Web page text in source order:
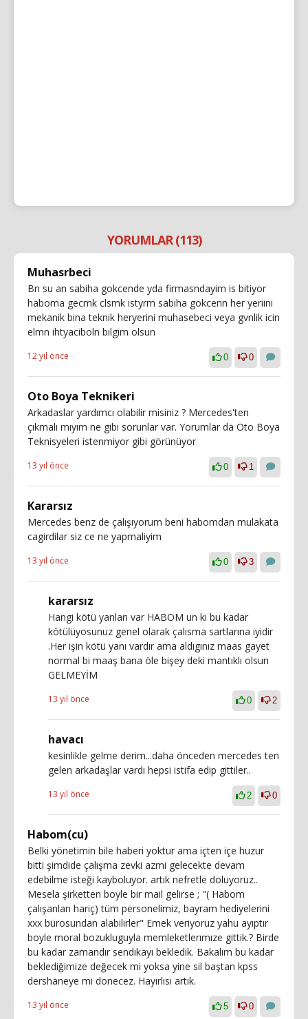
YORUMLAR (113)
Muhasrbeci
Bn su an sabiha gokcende yda firmasndayim is bitiyor
haboma gecmk clsmk istyrm sabiha gokcenn her yeriini
mekanik bina teknik heryerini muhasebeci veya gvnlik icin
elmn ihtyaciboln bilgim olsun
12 yıl önce 0 0
Oto Boya Teknikeri
Arkadaslar yardımcı olabilir misiniz ? Mercedes'ten
çıkmalı mıyım ne gibi sorunlar var. Yorumlar da Oto Boya
Teknisyeleri istenmiyor gibi görünüyor
13 yıl önce 0 1
Kararsız
Mercedes benz de çalışıyorum beni habomdan mulakata
cagirdilar siz ce ne yapmaliyim
13 yıl önce 0 3
kararsız
Hangi kötü yanları var HABOM un ki bu kadar
kötülüyosunuz genel olarak çalısma sartlarına iyidir
.Her işin kötü yanı vardır ama aldıgınız maas gayet
normal bi maaş bana öle bişey deki mantıklı olsun
GELMEYİM
13 yıl önce 0 2
havacı
kesinlikle gelme derim...daha önceden mercedes ten
gelen arkadaşlar vardı hepsi istifa edip gittiler..
13 yıl önce 2 0
Habom(cu)
Belki yönetimin bile haberi yoktur ama içten içe huzur
bitti şimdide çalışma zevki azmi gelecekte devam
edebilme isteği kayboluyor. artık nefretle doluyoruz..
Mesela şirketten boyle bir mail gelirse ; "( Habom
çalışanları hariç) tüm personelimiz, bayram hediyelerini
xxx bürosundan alabilirler" Emek veriyoruz yahu ayıptır
boyle moral bozukluguyla memleketlerımıze gittik.? Birde
bu kadar zamandır sendıkayı bekledik. Bakalım bu kadar
beklediğimize değecek mi yoksa yine sil baştan kpss
dershaneye mi donecez. Hayırlısı artık.
13 yıl önce 5 0